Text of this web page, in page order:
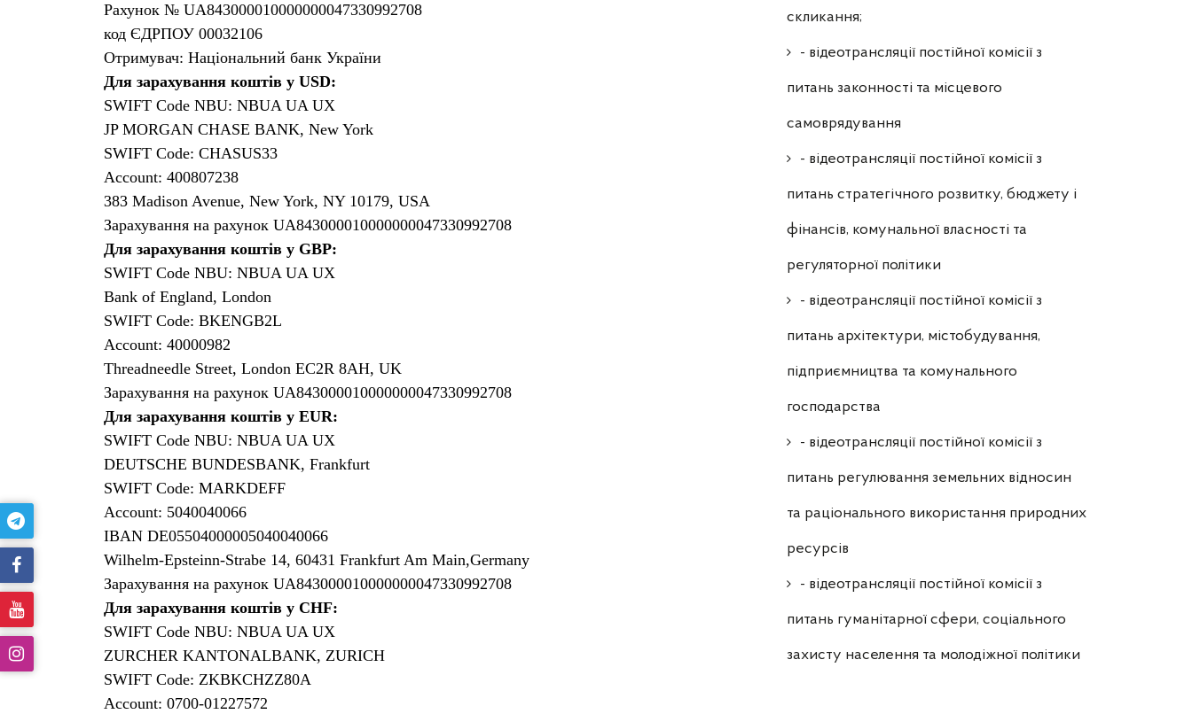
Рахунок № UA843000010000000047330992708
код ЄДРПОУ 00032106
Отримувач: Національний банк України
Для зарахування коштів у USD:
SWIFT Code NBU: NBUA UA UX
JP MORGAN CHASE BANK, New York
SWIFT Code: CHASUS33
Account: 400807238
383 Madison Avenue, New York, NY 10179, USA
Зарахування на рахунок UA843000010000000047330992708
Для зарахування коштів у GBP:
SWIFT Code NBU: NBUA UA UX
Bank of England, London
SWIFT Code: BKENGB2L
Account: 40000982
Threadneedle Street, London EC2R 8AH, UK
Зарахування на рахунок UA843000010000000047330992708
Для зарахування коштів у EUR:
SWIFT Code NBU: NBUA UA UX
DEUTSCHE BUNDESBANK, Frankfurt
SWIFT Code: MARKDEFF
Account: 5040040066
IBAN DE05504000005040040066
Wilhelm-Epsteinn-Strabe 14, 60431 Frankfurt Am Main,Germany
Зарахування на рахунок UA843000010000000047330992708
Для зарахування коштів у CHF:
SWIFT Code NBU: NBUA UA UX
ZURCHER KANTONALBANK, ZURICH
SWIFT Code: ZKBKCHZZ80A
Account: 0700-01227572
скликання;
- відеотрансляції постійної комісії з
питань законності та місцевого
самоврядування
- відеотрансляції постійної комісії з
питань стратегічного розвитку, бюджету і
фінансів, комунальної власності та
регуляторної політики
- відеотрансляції постійної комісії з
питань архітектури, містобудування,
підприємництва та комунального
господарства
- відеотрансляції постійної комісії з
питань регулювання земельних відносин
та раціонального використання природних
ресурсів
- відеотрансляції постійної комісії з
питань гуманітарної сфери, соціального
захисту населення та молодіжної політики